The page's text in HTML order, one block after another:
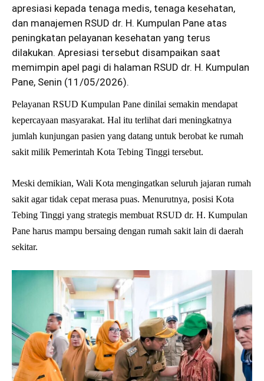
apresiasi kepada tenaga medis, tenaga kesehatan,
dan manajemen RSUD dr. H. Kumpulan Pane atas
peningkatan pelayanan kesehatan yang terus
dilakukan. Apresiasi tersebut disampaikan saat
memimpin apel pagi di halaman RSUD dr. H. Kumpulan
Pane, Senin (11/05/2026).
Pelayanan RSUD Kumpulan Pane dinilai semakin mendapat
kepercayaan masyarakat. Hal itu terlihat dari meningkatnya
jumlah kunjungan pasien yang datang untuk berobat ke rumah
sakit milik Pemerintah Kota Tebing Tinggi tersebut.
Meski demikian, Wali Kota mengingatkan seluruh jajaran rumah
sakit agar tidak cepat merasa puas. Menurutnya, posisi Kota
Tebing Tinggi yang strategis membuat RSUD dr. H. Kumpulan
Pane harus mampu bersaing dengan rumah sakit lain di daerah
sekitar.